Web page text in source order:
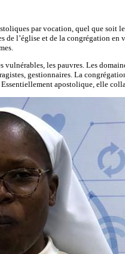
par vocation, quel que soit
l’église et de la congrégation
les pauvres. Les
gestionnaires. La
apostolique, elle